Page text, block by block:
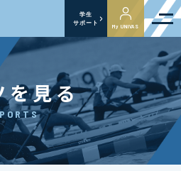
学生
サポート
My UNIVAS
を見る